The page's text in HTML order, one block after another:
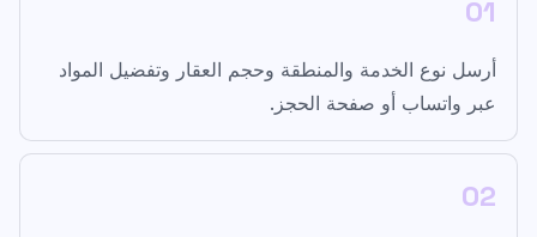
01
أرسل نوع الخدمة والمنطقة وحجم العقار وتفضيل المواد
عبر واتساب أو صفحة الحجز.
02